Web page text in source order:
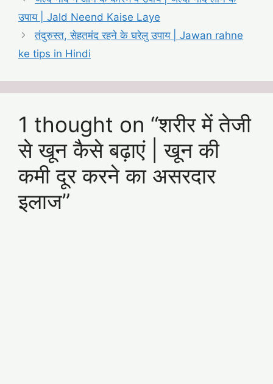
उपाय | Jald Neend Kaise Laye
तंदुरुस्त, सेहतमंद रहने के घरेलु उपाय | Jawan rahne
ke tips in Hindi
1 thought on “शरीर में तेजी
से खून कैसे बढ़ाएं | खून की
कमी दूर करने का असरदार
इलाज”